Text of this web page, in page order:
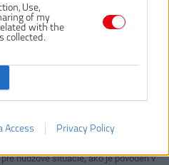
Use,
of my
with the
collected.
Access Privacy Policy
18 V
Vypúšťacie koleno s 1
kolíkom, háčik pre montáž na
Li-ion
núdzové situácie, ako je povodeň v